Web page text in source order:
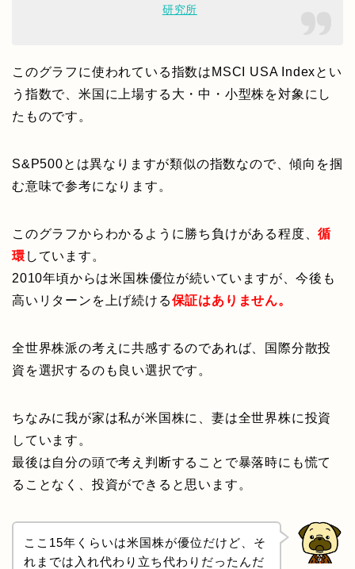
研究所
このグラフに使われている指数はMSCI USA Indexとい
う指数で、米国に上場する大・中・小型株を対象にし
たものです。
S&P500とは異なりますが類似の指数なので、傾向を掴
む意味で参考になります。
このグラフからわかるように勝ち負けがある程度、循
環 しています。
2010年頃からは米国株優位が続いていますが、今後も
高いリターンを上げ続ける保証はありません。
全世界株派の考えに共感するのであれば、国際分散投
資を選択するのも良い選択です。
ちなみに我が家は私が米国株に、妻は全世界株に投資
しています。
最後は自分の頭で考え判断することで暴落時にも慌て
ることなく、投資ができると思います。
ここ15年くらいは米国株が優位だけど、そ
れまでは入れ代わり立ち代わりだったんだ